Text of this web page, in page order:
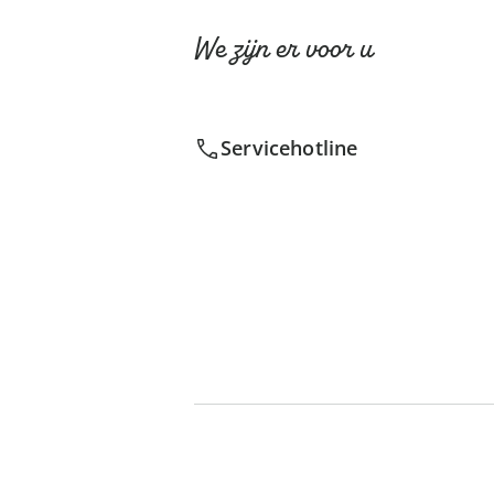
We zijn er voor u
Servicehotline